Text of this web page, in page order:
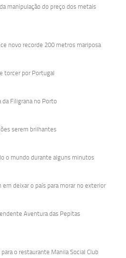
manipulação do preço dos metais
novo recorde 200 metros mariposa
torcer por Portugal
da Filigrana no Porto
serem brilhantes
o mundo durante alguns minutos
em deixar o país para morar no exterior
Aventura das Pepitas
o restaurante Manila Social Club